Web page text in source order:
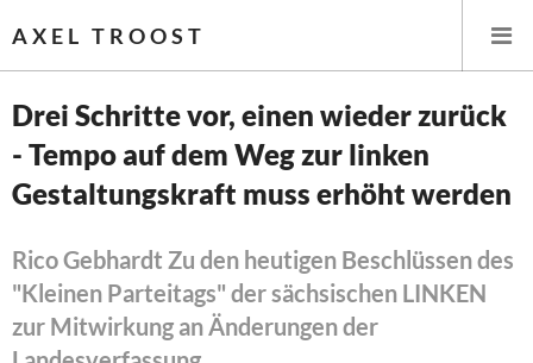
AXEL TROOST
Startseite
Leitlinien linker Wirtschafts- und Finanzpolitik
Wirtschaftspolitik
Drei Schritte vor, einen wieder zurück
- Tempo auf dem Weg zur linken
Gestaltungskraft muss erhöht werden
Rico Gebhardt Zu den heutigen Beschlüssen des
"Kleinen Parteitags" der sächsischen LINKEN
zur Mitwirkung an Änderungen der